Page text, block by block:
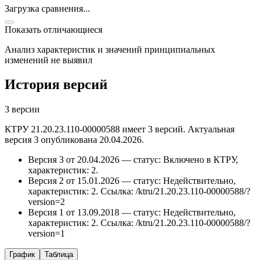
Загрузка сравнения...
Показать отличающиеся
Анализ характеристик и значений принципиальных
изменений не выявил
История версий
3 версии
КТРУ 21.20.23.110-00000588 имеет 3 версий. Актуальная
версия 3 опубликована 20.04.2026.
Версия 3 от 20.04.2026 — статус: Включено в КТРУ,
характеристик: 2.
Версия 2 от 15.01.2026 — статус: Недействительно,
характеристик: 2. Ссылка: /ktru/21.20.23.110-00000588/?
version=2
Версия 1 от 13.09.2018 — статус: Недействительно,
характеристик: 2. Ссылка: /ktru/21.20.23.110-00000588/?
version=1
График Таблица